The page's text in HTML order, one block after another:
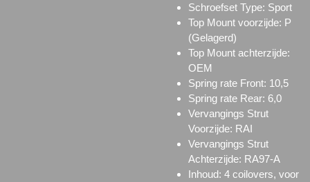
Schroefset Type: Sport
Top Mount voorzijde: P
(Gelagerd)
Top Mount achterzijde:
OEM
Spring rate Front: 10,5
Spring rate Rear: 6,0
Vervangings Strut
Voorzijde: RAI
Vervangings Strut
Achterzijde: RA97-A
Inhoud: 4 coilovers, voor